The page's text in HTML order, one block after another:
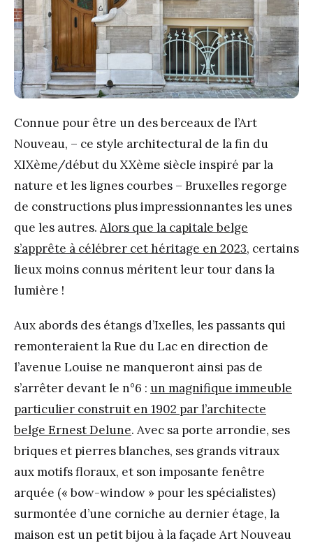
Connue pour être un des berceaux de l’Art
Nouveau, – ce style architectural de la fin du
XIXème/début du XXème siècle inspiré par la
nature et les lignes courbes – Bruxelles regorge
de constructions plus impressionnantes les unes
que les autres. Alors que la capitale belge
s’apprête à célébrer cet héritage en 2023, certains
lieux moins connus méritent leur tour dans la
lumière !
Aux abords des étangs d’Ixelles, les passants qui
remonteraient la Rue du Lac en direction de
l’avenue Louise ne manqueront ainsi pas de
s’arrêter devant le n°6 : un magnifique immeuble
particulier construit en 1902 par l’architecte
belge Ernest Delune. Avec sa porte arrondie, ses
briques et pierres blanches, ses grands vitraux
aux motifs floraux, et son imposante fenêtre
arquée (« bow-window » pour les spécialistes)
surmontée d’une corniche au dernier étage, la
maison est un petit bijou à la façade Art Nouveau